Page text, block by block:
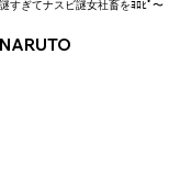
すぎてナスビ謎女社畜をﾖﾛﾋﾟ〜